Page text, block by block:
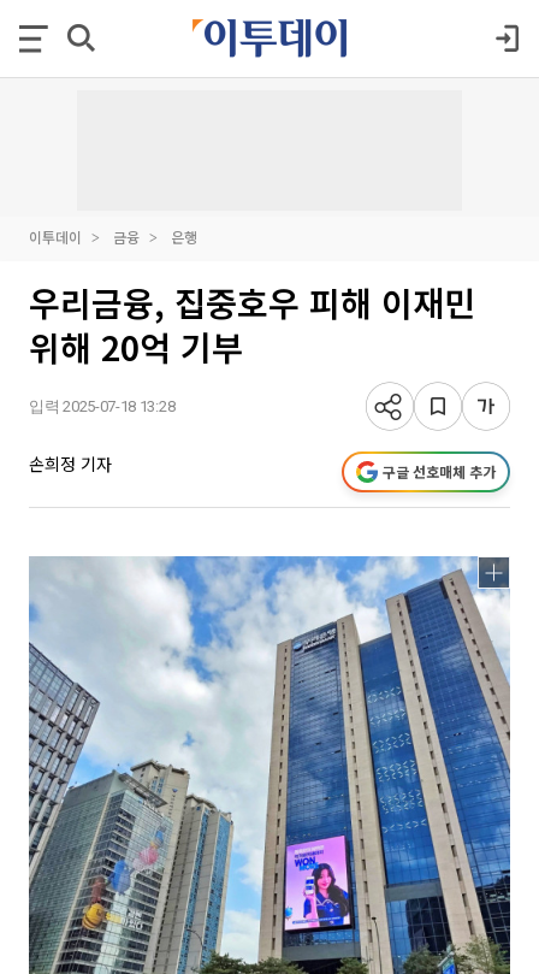
이투데이 금융 은행
우리금융, 집중호우 피해 이재민
위해 20억 기부
입력 2025-07-18 13:28
손희정 기자 구글 선호매체 추가